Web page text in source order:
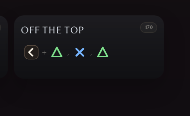
OFF THE TOP 170
+ , ,